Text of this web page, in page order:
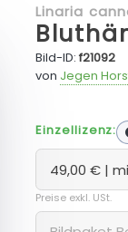
Linaria
Bild-ID:f21092
von Jegen
Einzellizenz:
Preise exkl. USt.